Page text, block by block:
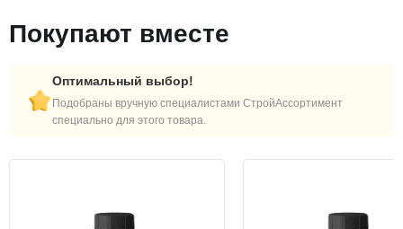
Покупают вместе
Оптимальный выбор!
Подобраны вручную специалистами СтройАссортимент
специально для этого товара.